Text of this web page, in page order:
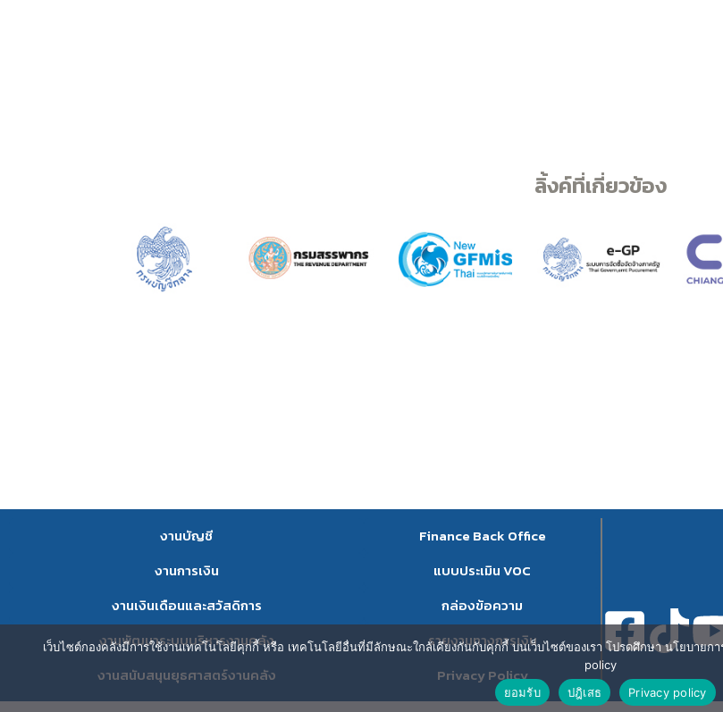
ลิ้งค์ที่เกี่ยวข้อง
งานบัญชี
งานการเงิน
งานเงินเดือนและสวัสดิการ
งานพัฒนาระบบบริหารงานคลัง
งานสนับสนุนยุธศาสตร์งานคลัง
Finance Back Office
แบบประเมิน VOC
กล่องข้อความ
รายงานทางการเงิน
Privacy Policy
เว็บไซต์กองคลังมีการใช้งานเทคโนโลยีคุกกี้ หรือ เทคโนโลยีอื่นที่มีลักษณะใกล้เคียงกันกับคุกกี้ บนเว็บไซต์ของเรา โปรดศึกษา นโยบาย
policy
ยอมรับ
ปฎิเสธ Privacy policy